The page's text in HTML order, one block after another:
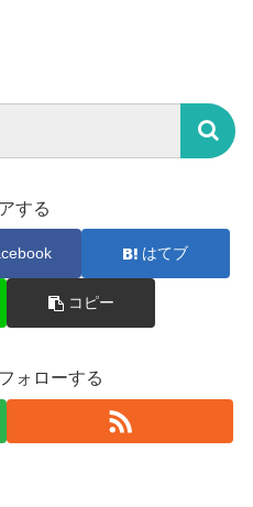
する
はてブ
コピー
ォローする